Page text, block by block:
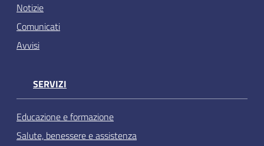
Notizie
Comunicati
Avvisi
SERVIZI
Educazione e formazione
Salute, benessere e assistenza